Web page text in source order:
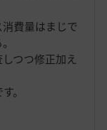
費量はまじで
つつ修正加え
。